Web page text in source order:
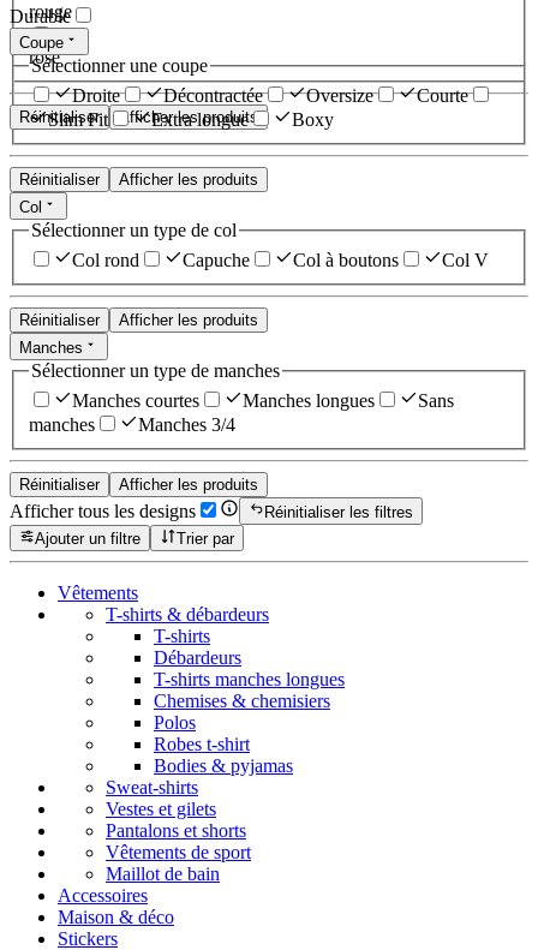
rouge
rose
Réinitialiser Afficher les produits
Durable
Coupe
Sélectionner une coupe
Droite
Décontractée Oversize
Courte
Slim Fit
Extra longue Boxy
Réinitialiser
Afficher les produits
Col
Sélectionner un type de col
Col rond
Capuche Col à boutons Col V
Réinitialiser
Afficher les produits
Manches
Sélectionner un type de manches
Manches courtes
Manches longues
Sans
manches
Manches 3/4
Réinitialiser Afficher les produits
Afficher tous les designs
Réinitialiser les filtres
Ajouter un filtre
Trier par
Vêtements
T-shirts & débardeurs
T-shirts
Débardeurs
T-shirts manches longues
Chemises & chemisiers
Polos
Robes t-shirt
Bodies & pyjamas
Sweat-shirts
Vestes et gilets
Pantalons et shorts
Vêtements de sport
Maillot de bain
Accessoires
Maison & déco
Stickers